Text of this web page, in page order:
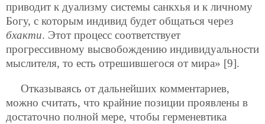
приводит к дуализму системы санкхья и к личному
Богу, с которым индивид будет общаться через
бхакти. Этот процесс соответствует
прогрессивному высвобождению индивидуальности
мыслителя, то есть отрешившегося от мира» [9].
Отказываясь от дальнейших комментариев,
можно считать, что крайние позиции проявлены в
достаточно полной мере, чтобы герменевтика